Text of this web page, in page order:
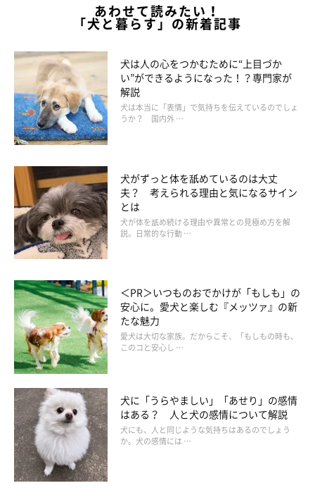
あわせて読みたい！
「犬と暮らす」の新着記事
犬は人の心をつかむために“上目づか
い”ができるようになった！？専門家が
解説
犬は本当に「表情」で気持ちを伝えているのでしょ
うか？ 国内外 …
犬がずっと体を舐めているのは大丈
夫？ 考えられる理由と気になるサイン
とは
犬が体を舐め続ける理由や異常との見極め方を解
説。日常的な行動 …
＜PR＞いつものおでかけが「もしも」の
安心に。愛犬と楽しむ『メッツァ』の新
たな魅力
愛犬は大切な家族。だからこそ、「もしもの時も、
このコと安心し …
犬に「うらやましい」「あせり」の感情
はある？ 人と犬の感情について解説
犬にも、人と同じような気持ちはあるのでしょう
か。犬の感情には …